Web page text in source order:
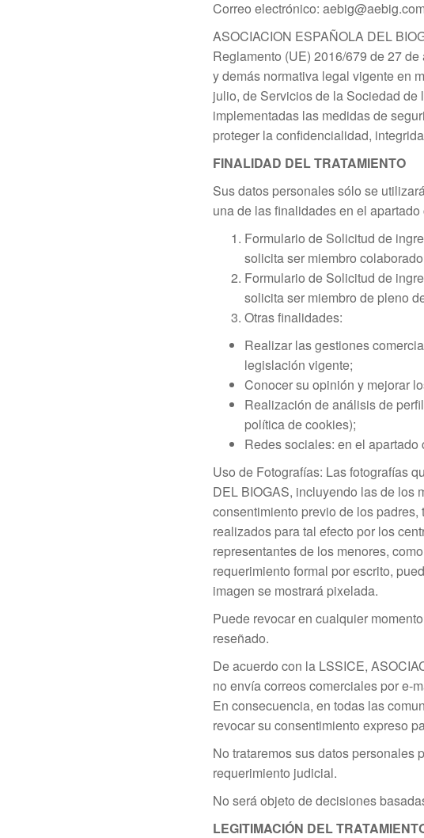
Correo electrónico: aebig@aebig.com
ASOCIACION ESPAÑOLA DEL
Reglamento (UE) 2016/679 de 27
y demás normativa legal vigente en
julio, de Servicios de la Sociedad
implementadas las medidas de
proteger la confidencialidad,
FINALIDAD DEL TRATAMIENTO
Sus datos personales sólo se
una de las finalidades en el
Formulario de Solicitud de
solicita ser miembro
Formulario de Solicitud de
solicita ser miembro de pleno
Otras finalidades:
Realizar las gestiones
legislación vigente;
Conocer su opinión y mejorar
Realización de análisis de
política de cookies);
Redes sociales: en el
Uso de Fotografías: Las fotografías
DEL BIOGAS, incluyendo las de los
consentimiento previo de los
realizados para tal efecto por los
representantes de los menores,
requerimiento formal por escrito,
imagen se mostrará pixelada.
Puede revocar en cualquier
reseñado.
De acuerdo con la LSSICE,
no envía correos comerciales por e-
En consecuencia, en todas las
revocar su consentimiento expreso
No trataremos sus datos personales
requerimiento judicial.
No será objeto de decisiones
LEGITIMACIÓN DEL